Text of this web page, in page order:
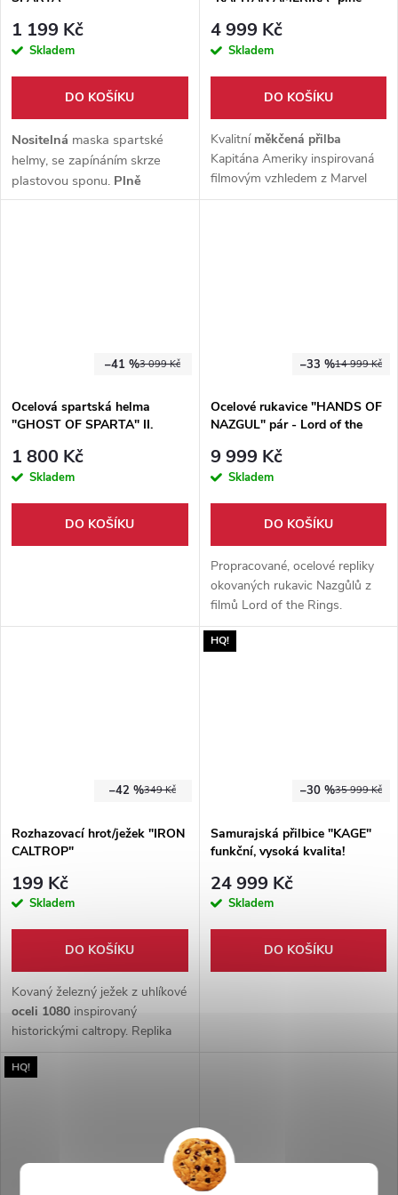
1 199 Kč
Skladem
DO KOŠÍKU
Nositelná maska spartské
helmy, se zapínáním skrze
plastovou sponu. Plně
nastavitelnádle potřeby,
4 999 Kč
Skladem
DO KOŠÍKU
Kvalitní měkčená přilba
Kapitána Ameriky inspirovaná
filmovým vzhledem z Marvel
univerza. Pohodlná, odolná a
3 099 Kč
–41 %
Ocelová spartská helma
"GHOST OF SPARTA" II.
1 800 Kč
Skladem
DO KOŠÍKU
14 999 Kč
–33 %
Ocelové rukavice "HANDS OF
NAZGUL" pár - Lord of the
9 999 Kč
Skladem
DO KOŠÍKU
Propracované, ocelové repliky
okovaných rukavic Nazgůlů z
filmů Lord of the Rings.
Nositelný pár rukavic vhodný ke
cosplayi.
349 Kč
–42 %
Rozhazovací hrot/ježek "IRON
CALTROP"
199 Kč
Skladem
DO KOŠÍKU
Kovaný železný ježek z uhlíkové
oceli 1080 inspirovaný
historickými caltropy. Replika
jedinečnou
HQ!
35 999 Kč
–30 %
Samurajská přilbice "KAGE"
funkční, vysoká kvalita!
24 999 Kč
Skladem
DO KOŠÍKU
HQ!